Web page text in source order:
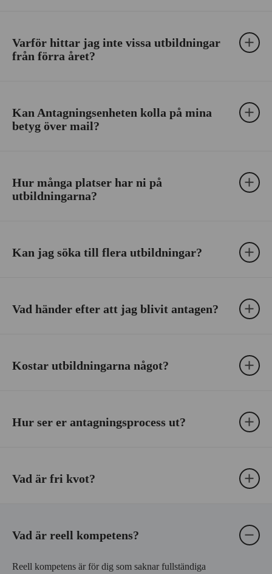
Varför hittar jag inte vissa utbildningar
från förra året?
Kan Antagningsenheten kolla på mina
betyg över mail?
Hur många platser har ni på
utbildningarna?
Kan jag söka till flera utbildningar?
Vad händer efter att jag blivit antagen?
Kostar utbildningarna något?
Hur ser er antagningsprocess ut?
Vad är fri kvot?
Vad är reell kompetens?
Reell kompetens är för dig som saknar fullständiga